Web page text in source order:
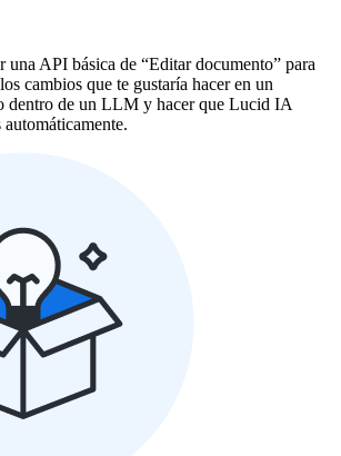
una API básica de “Editar documento” para
cambios que te gustaría hacer en un
dentro de un LLM y hacer que Lucid IA
automáticamente.